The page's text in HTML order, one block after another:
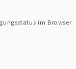
immer
dass ihr Kind
Gemeinschaft auf
im Browser